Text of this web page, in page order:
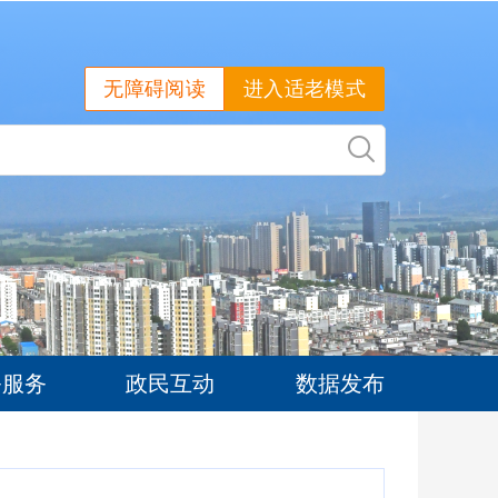
进入适老模式
无障碍阅读
务 政民互动 数据发布